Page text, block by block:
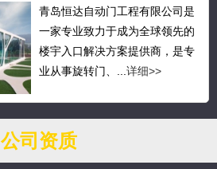
青岛恒达自动门工程有限公司是
一家专业致力于成为全球领先的
楼宇入口解决方案提供商，是专
业从事旋转门、... 详细>>
公司资质